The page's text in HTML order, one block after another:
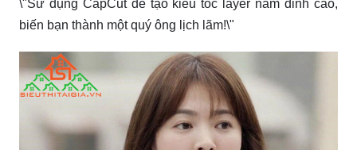
\"Sử dụng CapCut để tạo kiểu tóc layer nam đỉnh cao,
biến bạn thành một quý ông lịch lãm!\"